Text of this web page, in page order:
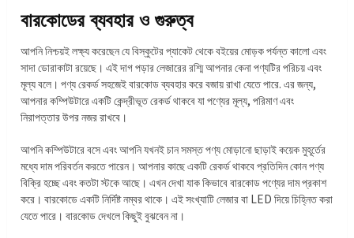
বারকোডের ব্যবহার ও গুরুত্ব
আপনি নিশ্চয়ই লক্ষ্য করেছেন যে বিস্কুটের প্যাকেট থেকে বইয়ের মোড়ক পর্যন্ত কালো এবং
সাদা ডোরাকাটা রয়েছে। এই দাগ পড়ার লেজারের রশ্মি আপনার কেনা পণ্যটির পরিচয় এবং
মূল্য বলে। পণ্য রেকর্ড সহজেই বারকোড ব্যবহার করে বজায় রাখা যেতে পারে. এর জন্য,
আপনার কম্পিউটারে একটি কেন্দ্রীভূত রেকর্ড থাকবে যা পণ্যের মূল্য, পরিমাণ এবং
নিরাপত্তার উপর নজর রাখবে।
আপনি কম্পিউটারে বসে এবং আপনি যখনই চান সমস্ত পণ্য মোড়ানো ছাড়াই কয়েক মুহূর্তের
মধ্যে দাম পরিবর্তন করতে পারেন। আপনার কাছে একটি রেকর্ড থাকবে প্রতিদিন কোন পণ্য
বিক্রি হচ্ছে এবং কতটা স্টকে আছে। এখন দেখা যাক কিভাবে বারকোড পণ্যের দাম প্রকাশ
করে। বারকোডে একটি নির্দিষ্ট নম্বর থাকে। এই সংখ্যাটি লেজার বা LED দিয়ে চিহ্নিত করা
যেতে পারে। বারকোড দেখলে কিছুই বুঝবেন না।